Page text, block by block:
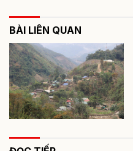
BÀI LIÊN QUAN